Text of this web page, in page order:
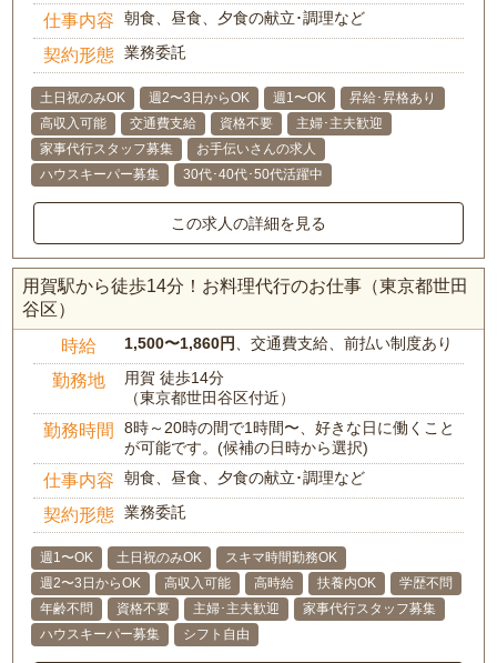
仕事内容 朝食、昼食、夕食の献立･調理など
契約形態 業務委託
土日祝のみOK 週2〜3日からOK 週1〜OK
昇給･昇格あり
高収入可能
交通費支給 資格不要
主婦･主夫歓迎
家事代行スタッフ募集
お手伝いさんの求人
ハウスキーパー募集
30代･40代･50代活躍中
この求人の詳細を見る
用賀駅から徒歩14分！お料理代行のお仕事（東京都世田
谷区）
時給 1,500〜1,860円 、交通費支給、前払い制度あり
勤務地
用賀 徒歩14分
（東京都世田谷区付近）
勤務時間
8時～20時の間で1時間〜、好きな日に働くこと
が可能です。(候補の日時から選択)
仕事内容 朝食、昼食、夕食の献立･調理など
契約形態 業務委託
週1〜OK 土日祝のみOK
スキマ時間勤務OK
週2〜3日からOK
高収入可能 高時給 扶養内OK
学歴不問
年齢不問
資格不要 主婦･主夫歓迎
家事代行スタッフ募集
ハウスキーパー募集
シフト自由